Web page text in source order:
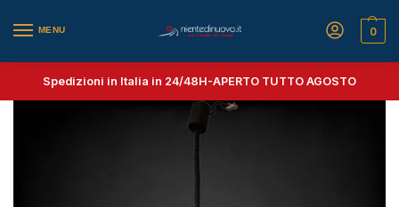
MENU 0
Spedizioni in Italia in 24/48H-APERTO TUTTO AGOSTO